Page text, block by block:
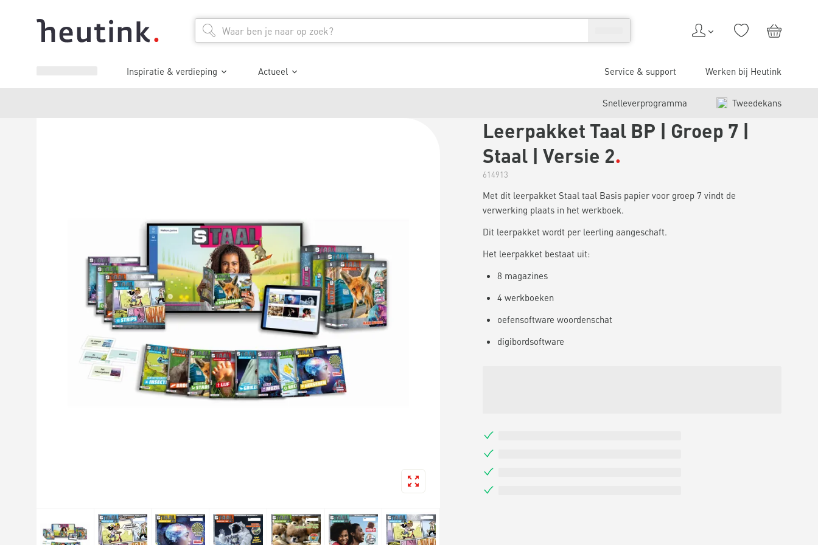
Inspiratie & verdieping Actueel Service & support Werken bij Heutink
Snelleverprogramma Tweedekans
Leerpakket Taal BP | Groep 7 |
Staal | Versie 2
614913
Met dit leerpakket Staal taal Basis papier voor groep 7 vindt de
verwerking plaats in het werkboek.
Dit leerpakket wordt per leerling aangeschaft.
Het leerpakket bestaat uit:
8 magazines
4 werkboeken
oefensoftware woordenschat
digibordsoftware